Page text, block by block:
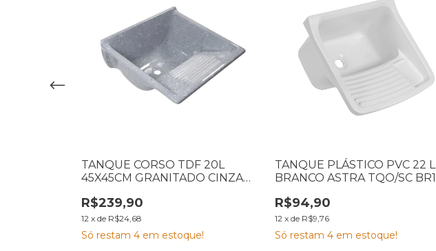
TANQUE CORSO TDF 20L
45X45CM GRANITADO CINZA
R$239,90
12 x de R$24,68
Só restam 4 em estoque!
TANQUE PLÁSTICO PVC 22 L
BRANCO ASTRA TQO/SC BR1
R$94,90
12 x de R$9,76
Só restam 4 em estoque!